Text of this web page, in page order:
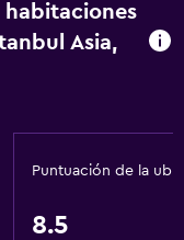
habitaciones
Asia,
Puntuación de la
8.5